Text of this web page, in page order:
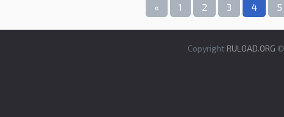
«
1 2 3 4 5
Copyright RULOAD.ORG